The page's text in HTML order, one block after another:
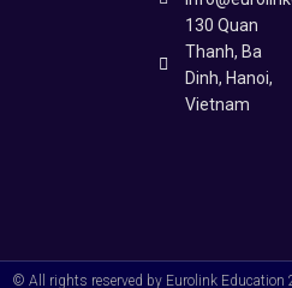
130 Quan
Thanh, Ba
Dinh, Hanoi,
Vietnam
© All rights reserved by Eurolink Education